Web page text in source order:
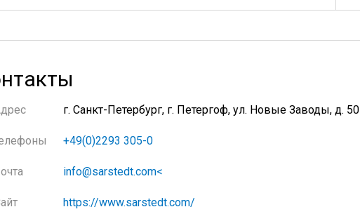
г. Санкт-Петербург, г. Петергоф, ул. Новые Заводы, д.
+49(0)2293 305-0
info@sarstedt.com<
https://www.sarstedt.com/